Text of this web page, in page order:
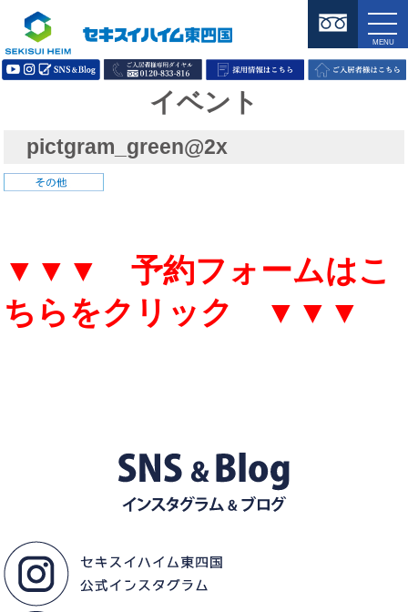
イベント
pictgram_green@2x
▼▼▼ 予約フォームはこ
ちらをクリック ▼▼▼